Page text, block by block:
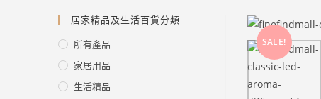
SALE!
居家精品及生活百貨分類
所有產品
家居用品
生活精品